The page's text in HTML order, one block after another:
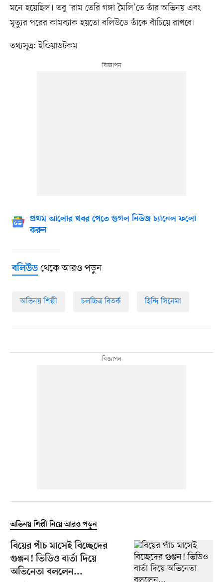
মনে হয়েছিল। তবু ‘রাম তেরি গঙ্গা মৈলি’তে তাঁর অভিনয় এবং
মৃত্যুর পরের কামব্যাক হয়তো বলিউডে তাঁকে বাঁচিয়ে রাখবে।
তথ্যসূত্র: ইন্ডিয়াডটকম
প্রথম আলোর খবর পেতে গুগল নিউজ চ্যানেল ফলো
করুন
বলিউডথেকে আরও পড়ুন
অভিনয় শিল্পী চলচ্চিত্র বিতর্ক হিন্দি সিনেমা
অভিনয় শিল্পী নিয়ে আরও পড়ুন
বিয়ের পাঁচ মাসেই বিচ্ছেদের
গুঞ্জন! ভিডিও বার্তা দিয়ে
অভিনেতা বললেন...